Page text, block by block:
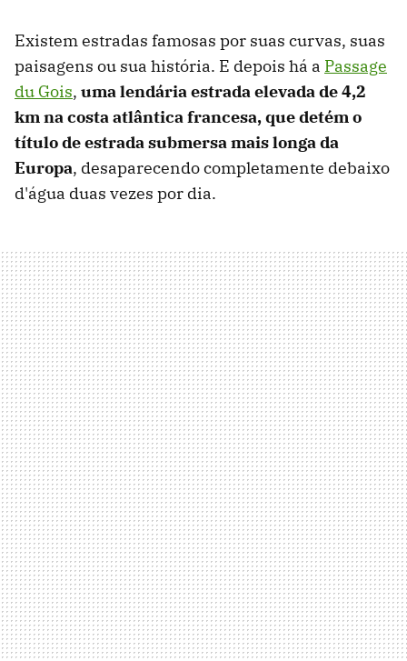
Existem estradas famosas por suas curvas, suas
paisagens ou sua história. E depois há a Passage
du Gois, uma lendária estrada elevada de 4,2
km na costa atlântica francesa, que detém o
título de estrada submersa mais longa da
Europa, desaparecendo completamente debaixo
d'água duas vezes por dia.